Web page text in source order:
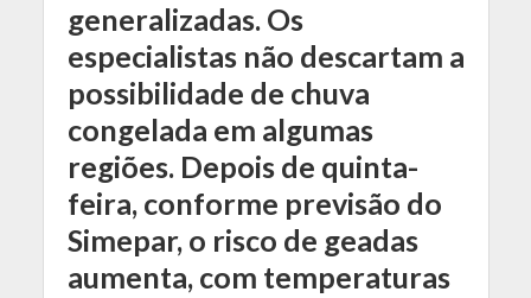
generalizadas. Os
especialistas não descartam a
possibilidade de chuva
congelada em algumas
regiões. Depois de quinta-
feira, conforme previsão do
Simepar, o risco de geadas
aumenta, com temperaturas